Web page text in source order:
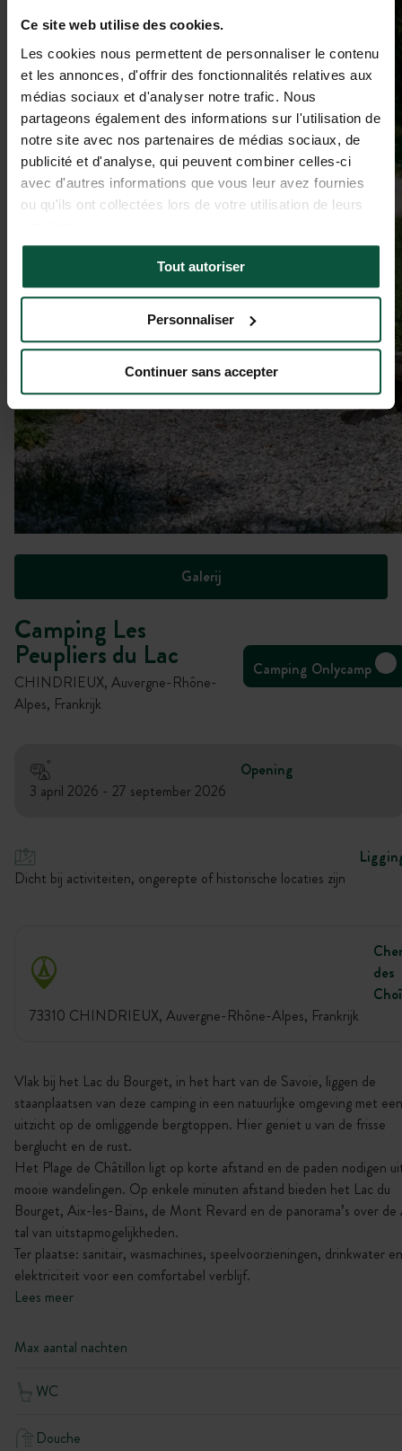
Ce site web utilise des cookies.
Les cookies nous permettent de personnaliser le contenu
et les annonces, d'offrir des fonctionnalités relatives aux
médias sociaux et d'analyser notre trafic. Nous
partageons également des informations sur l'utilisation de
notre site avec nos partenaires de médias sociaux, de
publicité et d'analyse, qui peuvent combiner celles-ci
avec d'autres informations que vous leur avez fournies
ou qu'ils ont collectées lors de votre utilisation de leurs
Tout autoriser
Personnaliser
Continuer sans accepter
Galerij
Camping Les
Peupliers du Lac
CHINDRIEUX, Auvergne-Rhône-
Alpes, Frankrijk
Camping Onlycamp
Opening
3 april 2026 - 27 september 2026
Dicht bij activiteiten, ongerepte of historische locaties zijn
des
73310 CHINDRIEUX, Auvergne-Rhône-Alpes, Frankrijk
Vlak bij het Lac du Bourget, in het hart van de Savoie, liggen de
staanplaatsen van deze camping in een natuurlijke omgeving met
uitzicht op de omliggende bergtoppen. Hier geniet u van de frisse
berglucht en de rust.
Het Plage de Châtillon ligt op korte afstand en de paden nodigen
mooie wandelingen. Op enkele minuten afstand bieden het Lac du
Bourget, Aix-les-Bains, de Mont Revard en de panorama’s over
tal van uitstapmogelijkheden.
Ter plaatse: sanitair, wasmachines, speelvoorzieningen, drinkwater en
elektriciteit voor een comfortabel verblijf.
Lees meer
Max aantal nachten
WC
Douche